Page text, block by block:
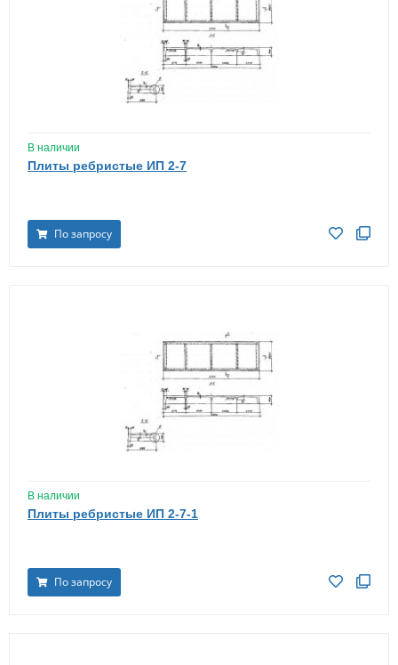
В наличии
Плиты ребристые ИП 2-7
По запросу
В наличии
Плиты ребристые ИП 2-7-1
По запросу